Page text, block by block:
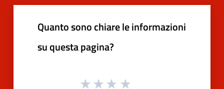
Quanto sono chiare le informazioni
su questa pagina?